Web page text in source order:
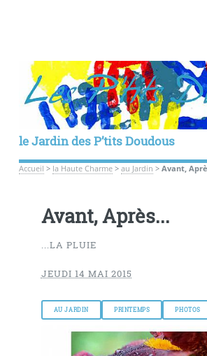
le Jardin des P’tits Doudous
Accueil > la Haute Charme> au Jardin > Avant,
Avant, Après...
...LA PLUIE
JEUDI 14 MAI 2015
AU JARDIN PRINTEMPS PHOTOS